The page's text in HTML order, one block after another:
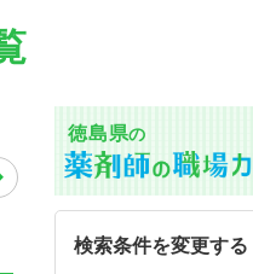
徳島県の
検索条件を変更する